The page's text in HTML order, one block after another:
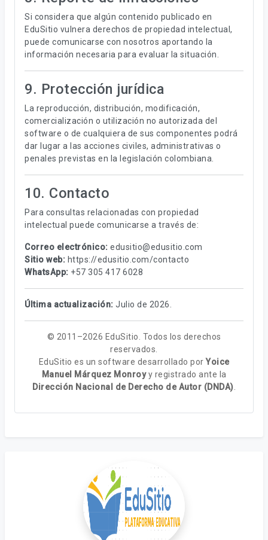
Si considera que algún contenido publicado en
EduSitio vulnera derechos de propiedad intelectual,
puede comunicarse con nosotros aportando la
información necesaria para evaluar la situación.
9. Protección jurídica
La reproducción, distribución, modificación,
comercialización o utilización no autorizada del
software o de cualquiera de sus componentes podrá
dar lugar a las acciones civiles, administrativas o
penales previstas en la legislación colombiana.
10. Contacto
Para consultas relacionadas con propiedad
intelectual puede comunicarse a través de:
Correo electrónico: edusitio@edusitio.com
Sitio web: https://edusitio.com/contacto
WhatsApp: +57 305 417 6028
Última actualización: Julio de 2026.
© 2011–2026 EduSitio. Todos los derechos
reservados.
EduSitio es un software desarrollado por Yoice
Manuel Márquez Monroyy registrado ante la
Dirección Nacional de Derecho de Autor (DNDA)